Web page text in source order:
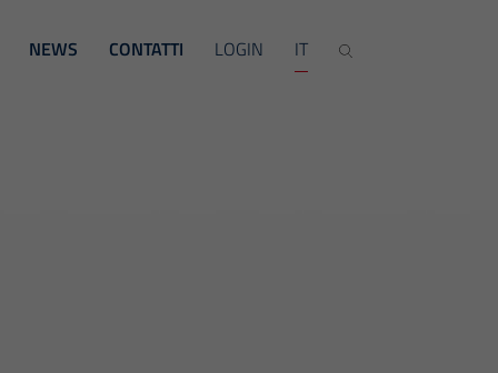
NEWS CONTATTI LOGIN IT